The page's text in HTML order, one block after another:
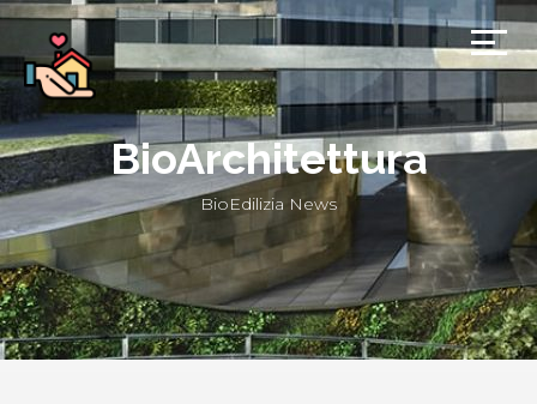
BioArchitettura
BioEdilizia News